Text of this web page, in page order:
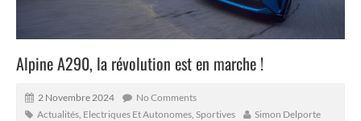
Alpine A290, la révolution est en marche !
2 Novembre 2024
No Comments
Actualités Electriques Et Autonomes Sportives Simon Delporte